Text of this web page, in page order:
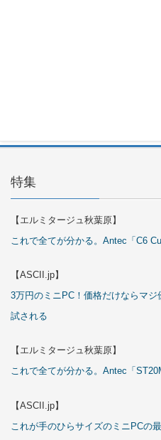
特集
【エルミタージュ秋葉原】
これで全てが分かる。Antec「C6
【ASCII.jp】
3万円のミニPC！価格だけならマ
試される
【エルミタージュ秋葉原】
これで全てが分かる。Antec「
【ASCII.jp】
これが手のひらサイズのミニPCの